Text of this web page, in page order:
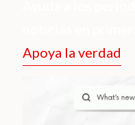
Apoya la verdad